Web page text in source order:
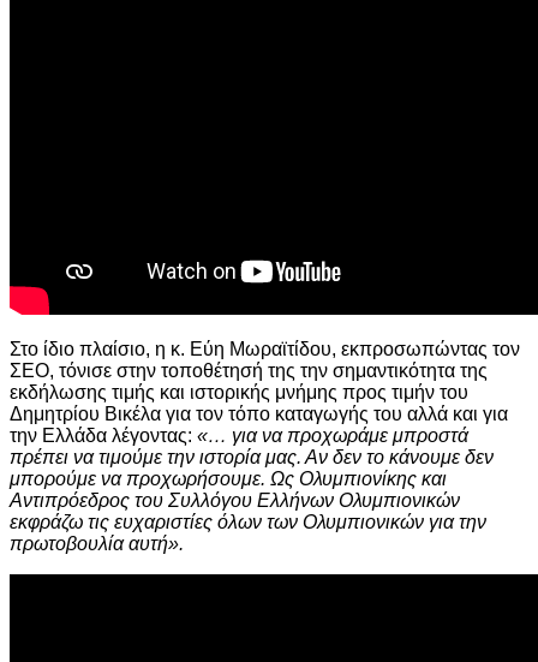
Στο ίδιο πλαίσιο, η κ. Εύη Μωραϊτίδου, εκπροσωπώντας τον
ΣΕΟ, τόνισε στην τοποθέτησή της την σημαντικότητα της
εκδήλωσης τιμής και ιστορικής μνήμης προς τιμήν του
Δημητρίου Βικέλα για τον τόπο καταγωγής του αλλά και για
την Ελλάδα λέγοντας: «… για να προχωράμε μπροστά
πρέπει να τιμούμε την ιστορία μας. Αν δεν το κάνουμε δεν
μπορούμε να προχωρήσουμε. Ως Ολυμπιονίκης και
Αντιπρόεδρος του Συλλόγου Ελλήνων Ολυμπιονικών
εκφράζω τις ευχαριστίες όλων των Ολυμπιονικών για την
πρωτοβουλία αυτή».